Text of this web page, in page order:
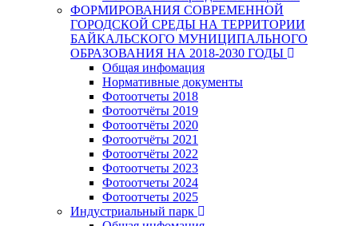
ФОРМИРОВАНИЯ СОВРЕМЕННОЙ
ГОРОДСКОЙ СРЕДЫ НА ТЕРРИТОРИИ
БАЙКАЛЬСКОГО МУНИЦИПАЛЬНОГО
ОБРАЗОВАНИЯ НА 2018-2030 ГОДЫ
Общая инфомация
Нормативные документы
Фотоотчеты 2018
Фотоотчёты 2019
Фотоотчёты 2020
Фотоотчёты 2021
Фотоотчёты 2022
Фотоотчеты 2023
Фотоотчеты 2024
Фотоотчеты 2025
Индустриальный парк